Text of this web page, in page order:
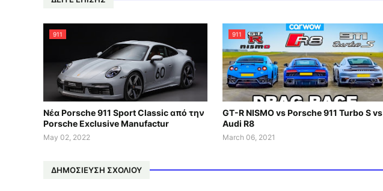
911
Νέα Porsche 911 Sport Classic από την
Porsche Exclusive Manufactur
May 02, 2022
911
GT-R NISMO vs Porsche 911 Turbo S vs
Audi R8
March 06, 2021
ΔΗΜΟΣΊΕΥΣΗ ΣΧΟΛΊΟΥ